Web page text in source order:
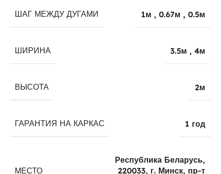
ШАГ МЕЖДУ ДУГАМИ 1м , 0.67м , 0.5м
ШИРИНА 3.5м , 4м
ВЫСОТА 2м
ГАРАНТИЯ НА КАРКАС 1 год
МЕСТО
Республика Беларусь,
220033, г. Минск, пр-т